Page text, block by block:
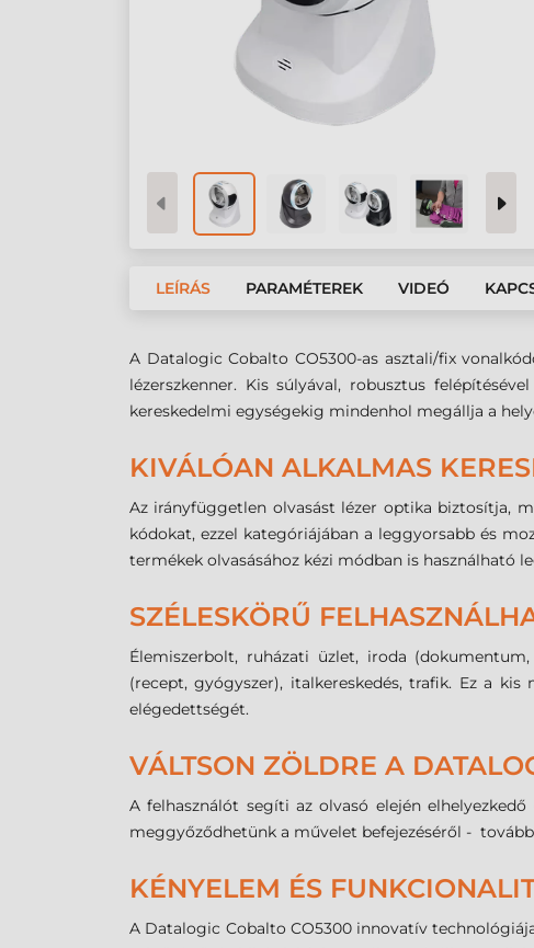
LEÍRÁS PARAMÉTEREK VIDEÓ
A Datalogic Cobalto CO5300-as asztali/fix
lézerszkenner. Kis súlyával, robusztus
kereskedelmi egységekig mindenhol megállja a
KIVÁLÓAN ALKALMAS
Az irányfüggetlen olvasást lézer optika biztosítja,
kódokat, ezzel kategóriájában a leggyorsabb és
termékek olvasásához kézi módban is használható
SZÉLESKÖRŰ
Élemiszerbolt, ruházati üzlet, iroda
(recept, gyógyszer), italkereskedés, trafik. Ez a
elégedettségét.
VÁLTSON ZÖLDRE A
A felhasználót segíti az olvasó elején
meggyőződhetünk a művelet befejezéséről -
KÉNYELEM ÉS
A Datalogic Cobalto CO5300 innovatív